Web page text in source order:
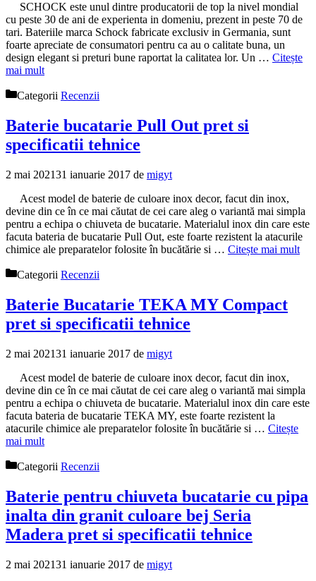
SCHOCK este unul dintre producatorii de top la nivel mondial
cu peste 30 de ani de experienta in domeniu, prezent in peste 70 de
tari. Bateriile marca Schock fabricate exclusiv in Germania, sunt
foarte apreciate de consumatori pentru ca au o calitate buna, un
design elegant si preturi bune raportat la calitatea lor. Un … Citește
mai mult
Categorii Recenzii
Baterie bucatarie Pull Out pret si
specificatii tehnice
2 mai 202131 ianuarie 2017 de migyt
Acest model de baterie de culoare inox decor, facut din inox,
devine din ce în ce mai căutat de cei care aleg o variantă mai simpla
pentru a echipa o chiuveta de bucatarie. Materialul inox din care este
facuta bateria de bucatarie Pull Out, este foarte rezistent la atacurile
chimice ale preparatelor folosite în bucătărie si … Citește mai mult
Categorii Recenzii
Baterie Bucatarie TEKA MY Compact
pret si specificatii tehnice
2 mai 202131 ianuarie 2017 de migyt
Acest model de baterie de culoare inox decor, facut din inox,
devine din ce în ce mai căutat de cei care aleg o variantă mai simpla
pentru a echipa o chiuveta de bucatarie. Materialul inox din care este
facuta bateria de bucatarie TEKA MY, este foarte rezistent la
atacurile chimice ale preparatelor folosite în bucătărie si … Citește
mai mult
Categorii Recenzii
Baterie pentru chiuveta bucatarie cu pipa
inalta din granit culoare bej Seria
Madera pret si specificatii tehnice
2 mai 202131 ianuarie 2017 de migyt